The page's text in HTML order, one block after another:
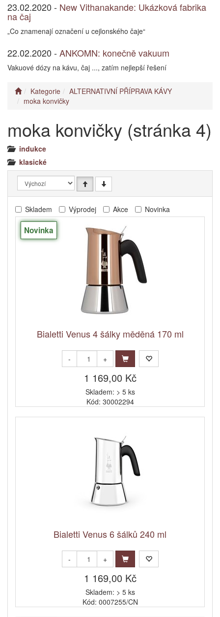
23.02.2020 - New Vithanakande: Ukázková fabrika
na čaj
„Co znamenají označení u cejlonského čaje“
22.02.2020 - ANKOMN: konečně vakuum
Vakuové dózy na kávu, čaj ..., zatím nejlepší řešení
Kategorie
ALTERNATIVNÍ PŘÍPRAVA KÁVY
moka konvičky
moka konvičky (stránka 4)
indukce
klasické
Skladem Výprodej Akce Novinka
Novinka
Bialetti Venus 4 šálky měděná 170 ml
- +
1 169,00 Kč
Skladem: > 5 ks
Kód: 30002294
Bialetti Venus 6 šálků 240 ml
- +
1 169,00 Kč
Skladem: > 5 ks
Kód: 0007255/CN